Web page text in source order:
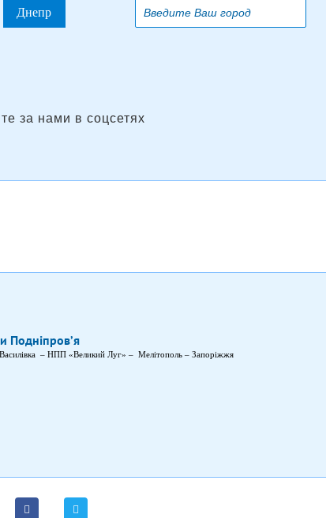
Днепр
за нами в соцсетях
Подніпров’я
– НПП «Великий Луг» – Мелітополь – Запоріжжя